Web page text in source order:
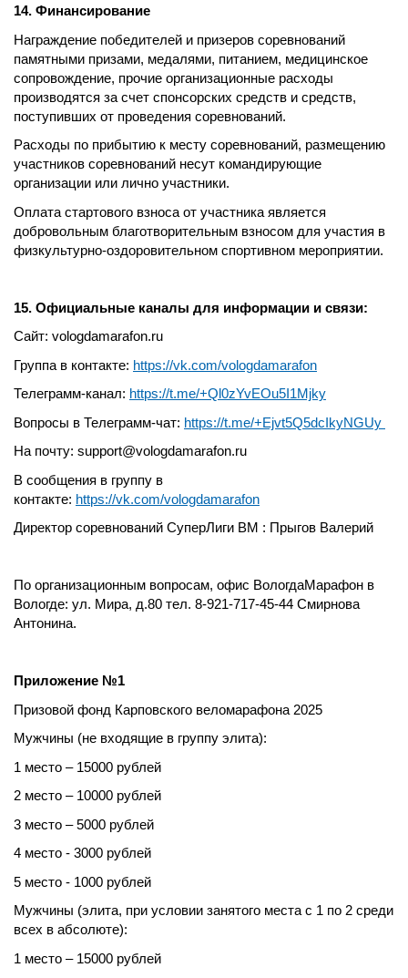
14. Финансирование
Награждение победителей и призеров соревнований
памятными призами, медалями, питанием, медицинское
сопровождение, прочие организационные расходы
производятся за счет спонсорских средств и средств,
поступивших от проведения соревнований.
Расходы по прибытию к месту соревнований, размещению
участников соревнований несут командирующие
организации или лично участники.
Оплата стартового взноса от участника является
добровольным благотворительным взносом для участия в
физкультурно-оздоровительном спортивном мероприятии.
15. Официальные каналы для информации и связи:
Сайт: vologdamarafon.ru
Группа в контакте: https://vk.com/vologdamarafon
Телеграмм-канал: https://t.me/+Ql0zYvEOu5I1Mjky
Вопросы в Телеграмм-чат: https://t.me/+Ejvt5Q5dcIkyNGUy
На почту: support@vologdamarafon.ru
В сообщения в группу в
контакте: https://vk.com/vologdamarafon
Директор соревнований СуперЛиги ВМ : Прыгов Валерий
По организационным вопросам, офис ВологдаМарафон в
Вологде: ул. Мира, д.80 тел. 8-921-717-45-44 Смирнова
Антонина.
Приложение №1
Призовой фонд Карповского веломарафона 2025
Мужчины (не входящие в группу элита):
1 место – 15000 рублей
2 место – 10000 рублей
3 место – 5000 рублей
4 место - 3000 рублей
5 место - 1000 рублей
Мужчины (элита, при условии занятого места с 1 по 2 среди
всех в абсолюте):
1 место – 15000 рублей